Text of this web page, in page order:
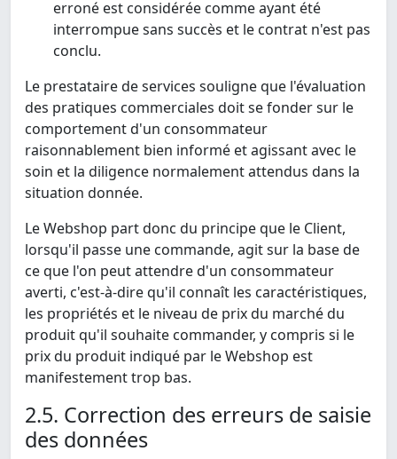
erroné est considérée comme ayant été
interrompue sans succès et le contrat n'est pas
conclu.
Le prestataire de services souligne que l'évaluation
des pratiques commerciales doit se fonder sur le
comportement d'un consommateur
raisonnablement bien informé et agissant avec le
soin et la diligence normalement attendus dans la
situation donnée.
Le Webshop part donc du principe que le Client,
lorsqu'il passe une commande, agit sur la base de
ce que l'on peut attendre d'un consommateur
averti, c'est-à-dire qu'il connaît les caractéristiques,
les propriétés et le niveau de prix du marché du
produit qu'il souhaite commander, y compris si le
prix du produit indiqué par le Webshop est
manifestement trop bas.
2.5. Correction des erreurs de saisie
des données